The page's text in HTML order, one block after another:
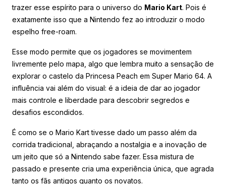
trazer esse espírito para o universo do Mario Kart. Pois é
exatamente isso que a Nintendo fez ao introduzir o modo
espelho free-roam.
Esse modo permite que os jogadores se movimentem
livremente pelo mapa, algo que lembra muito a sensação de
explorar o castelo da Princesa Peach em Super Mario 64. A
influência vai além do visual: é a ideia de dar ao jogador
mais controle e liberdade para descobrir segredos e
desafios escondidos.
É como se o Mario Kart tivesse dado um passo além da
corrida tradicional, abraçando a nostalgia e a inovação de
um jeito que só a Nintendo sabe fazer. Essa mistura de
passado e presente cria uma experiência única, que agrada
tanto os fãs antigos quanto os novatos.